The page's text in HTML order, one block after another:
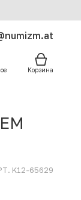
Корзина
K12-65629